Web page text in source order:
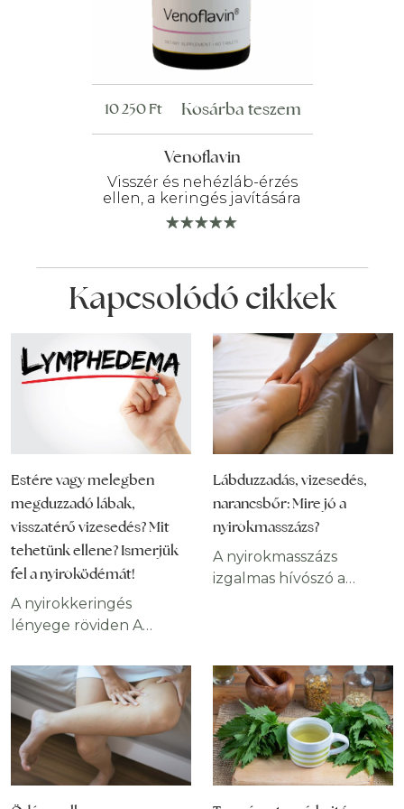
Venoflavin
Visszér és nehézláb-érzés
ellen, a keringés javítására
10 250Ft Kosárba teszem
Kapcsolódó cikkek
Estére vagy melegben
megduzzadó lábak,
visszatérő vizesedés? Mit
tehetünk ellene? Ismerjük
fel a nyiroködémát!
A nyirokkeringés
lényege röviden A
nyirokkeringés
elégtelenségét jelző
tünet. A nyirokkeringés
lényege a sejtek,
szövetek között
keletkező folyadék
Lábduzzadás, vizesedés,
narancsbőr: Mire jó a
nyirokmasszázs?
A nyirokmasszázs
izgalmas hívószó a
és „méregtelenítés”
képzetét társítják hozzá.
Ezek áldásos hatásai a
kezelésnek, azonban a
nyirokkeringés
serkentésére irányuló